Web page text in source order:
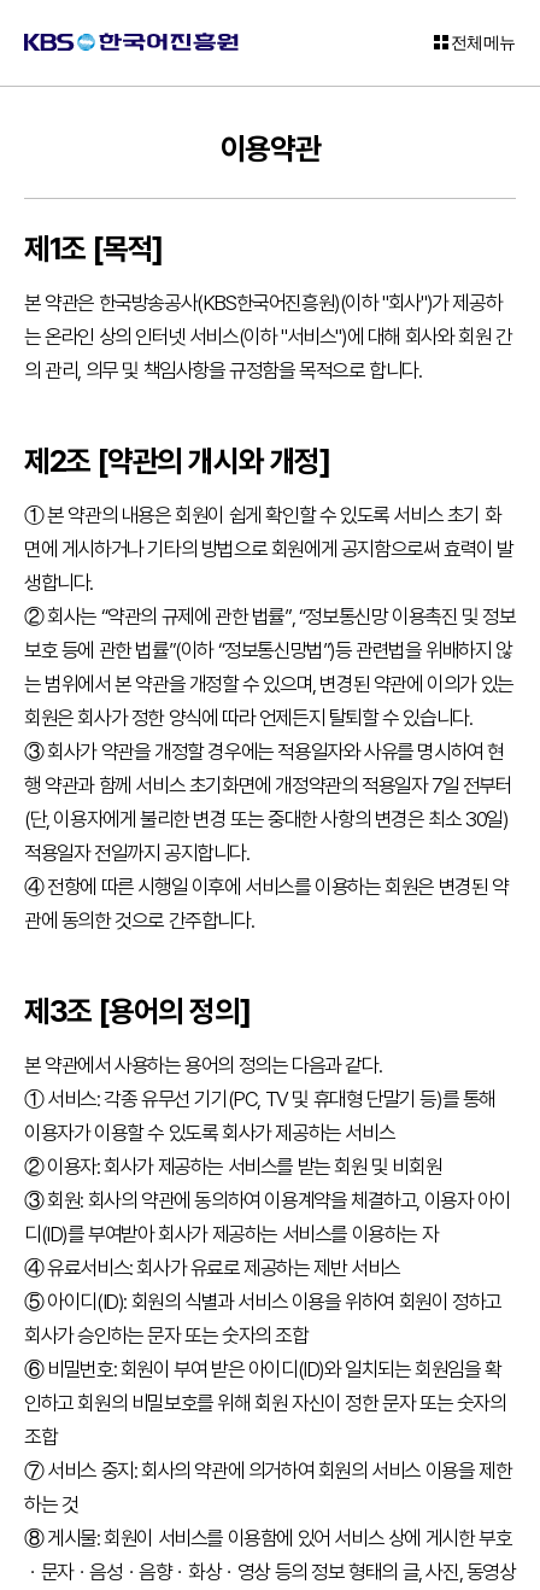
전체메뉴
원
가
고
센
KBS
국
어
진
원
인사말
연혁
기관
소개
KBS
한
국
어
시
험
시험
접수
성적
확인
성
확
인
자
격
증
발
급
자
격
성
적
진
위
확
인
이용약관
제1조 [목적]
본 약관은 한국방송공사(KBS한국어진흥원)(이하 "회사")가 제공하
는 온라인 상의 인터넷 서비스(이하 "서비스")에 대해 회사와 회원 간
의 관리, 의무 및 책임사항을 규정함을 목적으로 합니다.
제2조 [약관의 개시와 개정]
① 본 약관의 내용은 회원이 쉽게 확인할 수 있도록 서비스 초기 화
면에 게시하거나 기타의 방법으로 회원에게 공지함으로써 효력이 발
생합니다.
② 회사는 “약관의 규제에 관한 법률”, “정보통신망 이용촉진 및 정보
보호 등에 관한 법률”(이하 “정보통신망법”)등 관련법을 위배하지 않
는 범위에서 본 약관을 개정할 수 있으며, 변경된 약관에 이의가 있는
회원은 회사가 정한 양식에 따라 언제든지 탈퇴할 수 있습니다.
③ 회사가 약관을 개정할 경우에는 적용일자와 사유를 명시하여 현
행 약관과 함께 서비스 초기화면에 개정약관의 적용일자 7일 전부터
(단, 이용자에게 불리한 변경 또는 중대한 사항의 변경은 최소 30일)
적용일자 전일까지 공지합니다.
④ 전항에 따른 시행일 이후에 서비스를 이용하는 회원은 변경된 약
관에 동의한 것으로 간주합니다.
제3조 [용어의 정의]
본 약관에서 사용하는 용어의 정의는 다음과 같다.
① 서비스: 각종 유무선 기기(PC, TV 및 휴대형 단말기 등)를 통해
이용자가 이용할 수 있도록 회사가 제공하는 서비스
② 이용자: 회사가 제공하는 서비스를 받는 회원 및 비회원
③ 회원: 회사의 약관에 동의하여 이용계약을 체결하고, 이용자 아이
디(ID)를 부여받아 회사가 제공하는 서비스를 이용하는 자
④ 유료서비스: 회사가 유료로 제공하는 제반 서비스
⑤ 아이디(ID): 회원의 식별과 서비스 이용을 위하여 회원이 정하고
회사가 승인하는 문자 또는 숫자의 조합
⑥ 비밀번호: 회원이 부여 받은 아이디(ID)와 일치되는 회원임을 확
인하고 회원의 비밀보호를 위해 회원 자신이 정한 문자 또는 숫자의
조합
⑦ 서비스 중지: 회사의 약관에 의거하여 회원의 서비스 이용을 제한
하는 것
⑧ 게시물: 회원이 서비스를 이용함에 있어 서비스 상에 게시한 부호
ㆍ문자ㆍ음성ㆍ음향ㆍ화상ㆍ영상 등의 정보 형태의 글, 사진, 동영상